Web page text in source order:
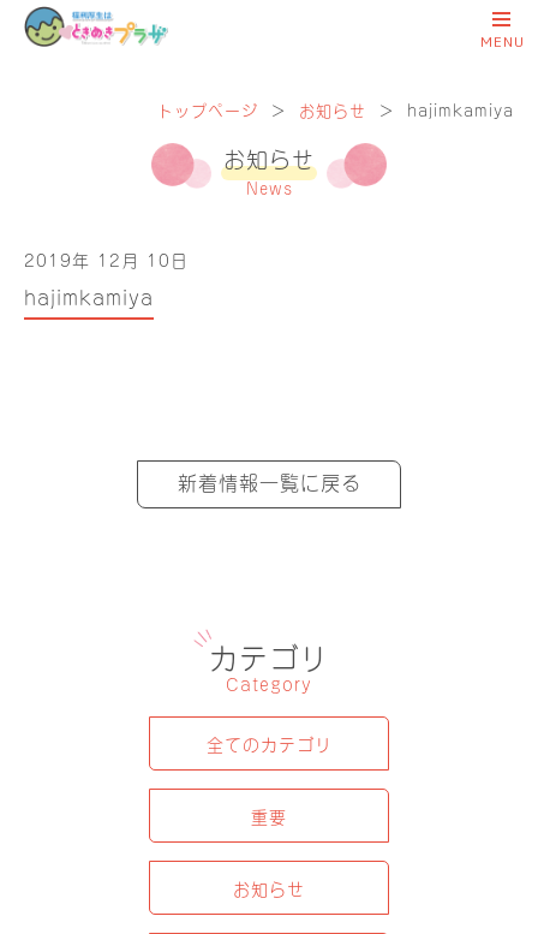
トップページ ＞ お知らせ ＞ hajimkamiya
お知らせ
News
2019年 12月 10日
hajimkamiya
新着情報一覧に戻る
カテゴリ
Category
全てのカテゴリ
重要
お知らせ